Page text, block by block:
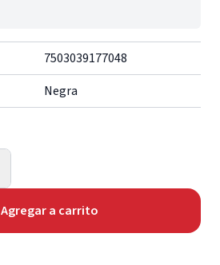
7503039177048
Negra
Agregar a carrito